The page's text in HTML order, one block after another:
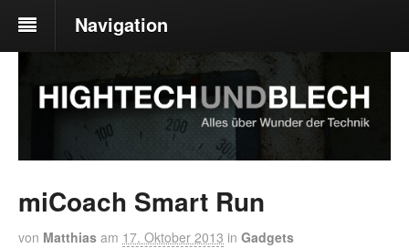
Navigation
miCoach Smart Run
von Matthias am 17. Oktober 2013 in Gadgets